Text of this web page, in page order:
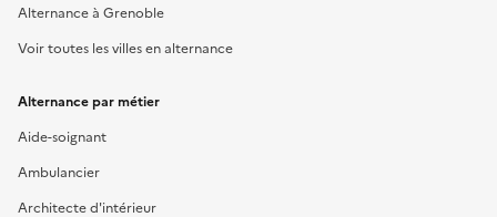
Alternance à Grenoble
Voir toutes les villes en alternance
Alternance par métier
Aide-soignant
Ambulancier
Architecte d'intérieur